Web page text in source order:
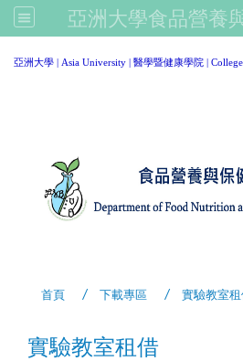
亞洲大學食品營養
亞洲大學 | Asia University | 醫學暨健康學院 |
首頁 下載專區 實驗教室租
實驗教室租借